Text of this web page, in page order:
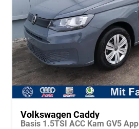
Volkswagen Caddy
Basis 1.5TSI ACC Kam GV5 App